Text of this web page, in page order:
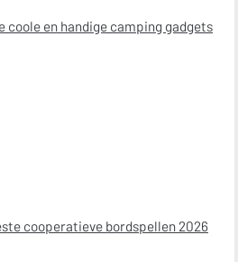
coole en handige camping gadgets
cooperatieve bordspellen 2026